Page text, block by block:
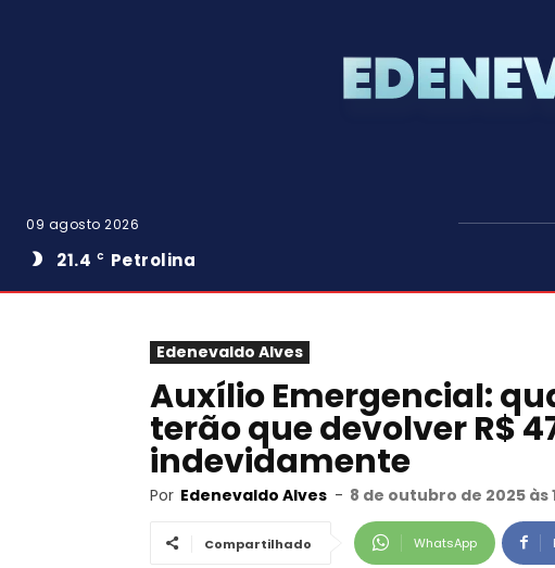
09 agosto 2026
21.4 C Petrolina
Edenevaldo Alves
Auxílio Emergencial:
terão que devolver R$
indevidamente
Por Edenevaldo Alves - 8 de outubro de 2025 às
Compartilhado WhatsApp